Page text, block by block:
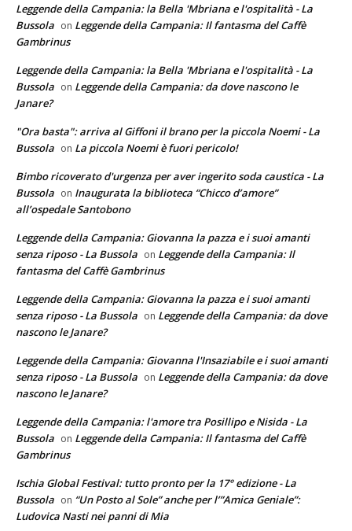
Leggende della Campania: la Bella 'Mbriana e l'ospitalità - La
Bussola on Leggende della Campania: Il fantasma del Caffè
Gambrinus
Leggende della Campania: la Bella 'Mbriana e l'ospitalità - La
Bussola on Leggende della Campania: da dove nascono le
Janare?
"Ora basta": arriva al Giffoni il brano per la piccola Noemi - La
Bussola on La piccola Noemi è fuori pericolo!
Bimbo ricoverato d'urgenza per aver ingerito soda caustica - La
Bussola on Inaugurata la biblioteca “Chicco d’amore”
all’ospedale Santobono
Leggende della Campania: Giovanna la pazza e i suoi amanti
senza riposo - La Bussola on Leggende della Campania: Il
fantasma del Caffè Gambrinus
Leggende della Campania: Giovanna la pazza e i suoi amanti
senza riposo - La Bussola on Leggende della Campania: da dove
nascono le Janare?
Leggende della Campania: Giovanna l'Insaziabile e i suoi amanti
senza riposo - La Bussola on Leggende della Campania: da dove
nascono le Janare?
Leggende della Campania: l'amore tra Posillipo e Nisida - La
Bussola on Leggende della Campania: Il fantasma del Caffè
Gambrinus
Ischia Global Festival: tutto pronto per la 17° edizione - La
Bussola on “Un Posto al Sole” anche per l’”Amica Geniale”:
Ludovica Nasti nei panni di Mia